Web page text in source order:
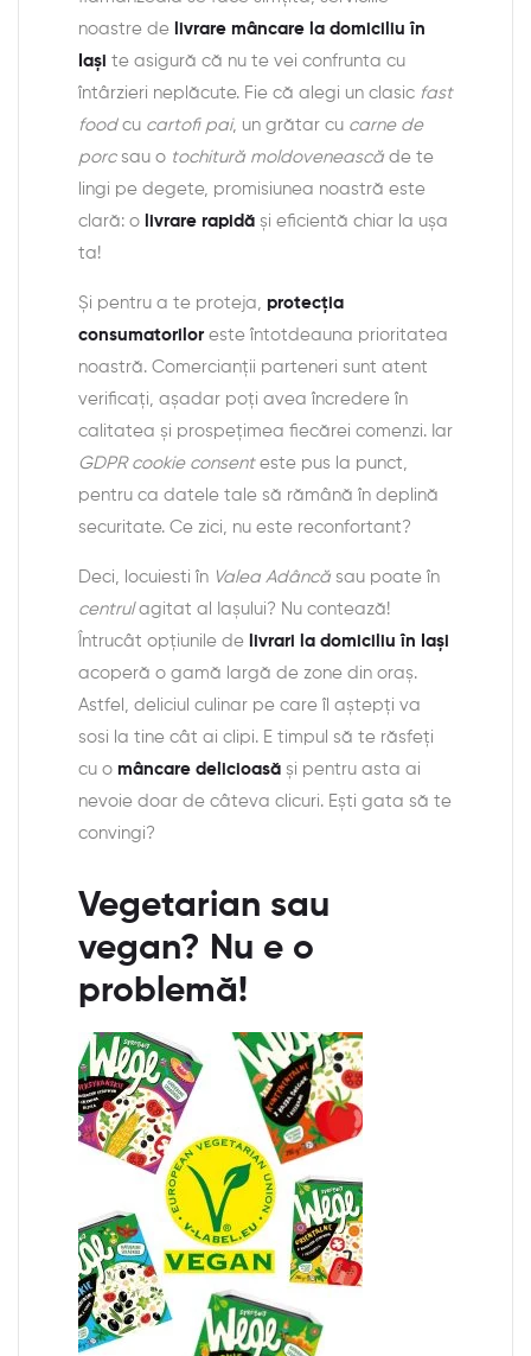
noastre de
livrare mâncare la domiciliu în
Iași te asigură că nu te vei confrunta cu
întârzieri neplăcute. Fie că alegi un clasic fast
foodcu cartofi pai, un grătar cu carne de
porcsau o tochitură moldovenească de te
lingi pe degete, promisiunea noastră este
clară: o
livrare rapidă și eficientă chiar la ușa
ta!
Și pentru a te proteja, protecția
consumatorilor este întotdeauna prioritatea
noastră. Comercianții parteneri sunt atent
verificați, așadar poți avea încredere în
calitatea și prospețimea fiecărei comenzi. Iar
GDPR cookie consenteste pus la punct,
pentru ca datele tale să rămână în deplină
securitate. Ce zici, nu este reconfortant?
Deci, locuiesti în Valea Adâncă sau poate în
centrulagitat al Iașului? Nu contează!
Întrucât opțiunile de
livrari la domiciliu în Iași
acoperă o gamă largă de zone din oraș.
Astfel, deliciul culinar pe care îl aștepți va
sosi la tine cât ai clipi. E timpul să te răsfeți
cu o mâncare delicioasă și pentru asta ai
nevoie doar de câteva clicuri. Ești gata să te
convingi?
Vegetarian sau
vegan? Nu e o
problemă!